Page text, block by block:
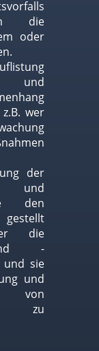
die
oder
und
wer
der
den
gestellt
die
und -
und sie
und
zu